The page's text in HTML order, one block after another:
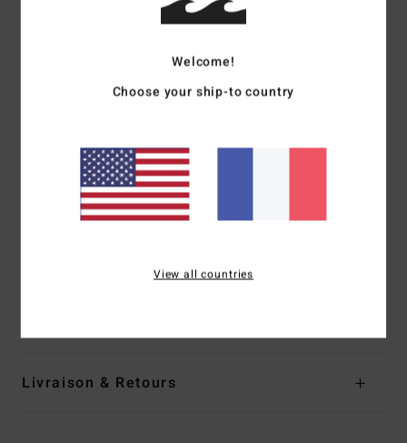
polyester recyclé provenant de chutes de textiles et de
Associe performance et confort
revêtement micro repel déperlant
Coupe :coupe Performance fit conçue pour un maximum
de stretch et de performance
Taille fixe
Poches :poche plaquée sur le côté
Livraison & Retours
Welcome!
Choose your ship-to country
View all countries